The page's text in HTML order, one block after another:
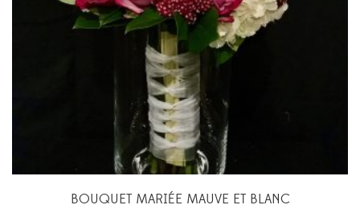
BOUQUET MARIÉE MAUVE ET BLANC